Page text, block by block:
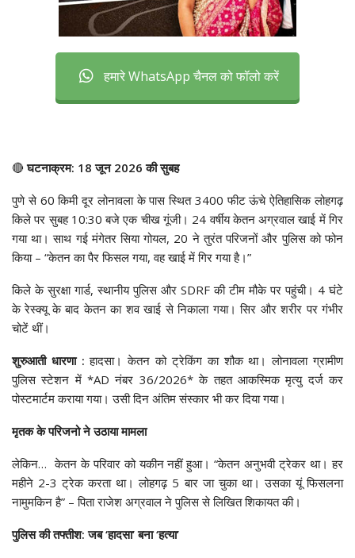
हमारे WhatsApp चैनल को फॉलो करें
🔴घटनाक्रम: 18 जून 2026 की सुबह
पुणे से 60 किमी दूर लोनावला के पास स्थित 3400 फीट ऊंचे ऐतिहासिक लोहगढ़
किले पर सुबह 10:30 बजे एक चीख गूंजी। 24 वर्षीय केतन अग्रवाल खाई में गिर
गया था। साथ गई मंगेतर सिया गोयल, 20 ने तुरंत परिजनों और पुलिस को फोन
किया – “केतन का पैर फिसल गया, वह खाई में गिर गया है।”
किले के सुरक्षा गार्ड, स्थानीय पुलिस और SDRF की टीम मौके पर पहुंची। 4 घंटे
के रेस्क्यू के बाद केतन का शव खाई से निकाला गया। सिर और शरीर पर गंभीर
चोटें थीं।
शुरुआती धारणा : हादसा। केतन को ट्रेकिंग का शौक था। लोनावला ग्रामीण
पुलिस स्टेशन में *AD नंबर 36/2026* के तहत आकस्मिक मृत्यु दर्ज कर
पोस्टमार्टम कराया गया। उसी दिन अंतिम संस्कार भी कर दिया गया।
मृतक के परिजनो ने उठाया मामला
लेकिन… केतन के परिवार को यकीन नहीं हुआ। “केतन अनुभवी ट्रेकर था। हर
महीने 2-3 ट्रेक करता था। लोहगढ़ 5 बार जा चुका था। उसका यूं फिसलना
नामुमकिन है” – पिता राजेश अग्रवाल ने पुलिस से लिखित शिकायत की।
पुलिस की तफ्तीश: जब ‘हादसा’ बना ‘हत्या’